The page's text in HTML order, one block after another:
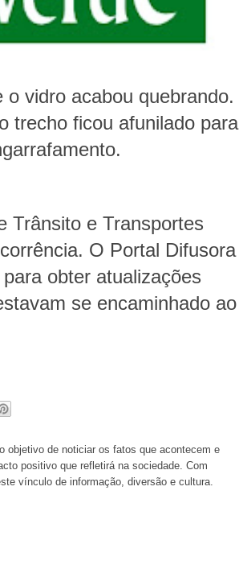
vidro acabou quebrando.
trecho ficou afunilado para
Trânsito e Transportes
O Portal Difusora
obter atualizações
se encaminhado ao
objetivo de noticiar os fatos que acontecem e
positivo que refletirá na sociedade. Com
vínculo de informação, diversão e cultura.